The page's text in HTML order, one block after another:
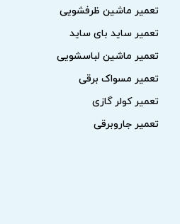
تعمیر ماشین ظرفشویی
تعمیر ساید بای ساید
تعمیر ماشین لباسشویی
تعمیر مسواک برقی
تعمیر کولر گازی
تعمیر جاروبرقی